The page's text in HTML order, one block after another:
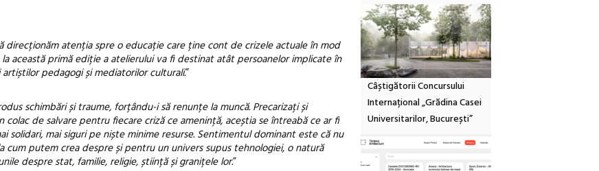
direcționăm atenția spre o educație care ține cont de crizele actuale în mod
această primă ediție a atelierului va fi destinat atât persoanelor implicate în
pedagogi și mediatorilor culturali.”
schimbări și traume, forțându-i să renunțe la muncă. Precarizați și
de salvare pentru fiecare criză ce amenință, aceștia se întreabă ce ar fi
mai siguri pe niște minime resurse. Sentimentul dominant este că nu
cum putem crea despre și pentru un univers supus tehnologiei, o natură
despre stat, familie, religie, știință și granițele lor.”
Câștigătorii Concursului
Internațional „Grădina Casei
Universitarilor, București”